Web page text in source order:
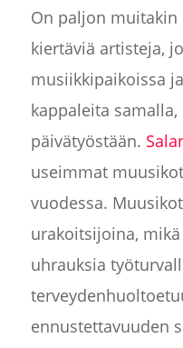
On paljon
kiertäviä artisteja,
musiikkipaikoissa
kappaleita
päivätyöstään.
useimmat
vuodessa.
urakoitsijoina,
uhrauksia
ennustettavuuden